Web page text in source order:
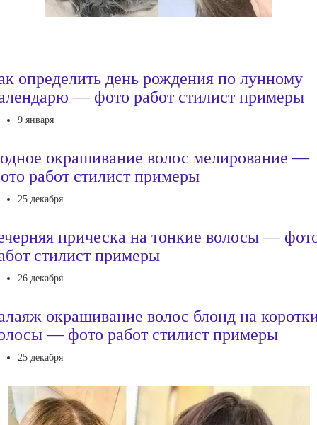
определить день рождения по лунному
— фото работ стилист примеры
9 января
окрашивание волос мелирование —
работ стилист примеры
25 декабря
прическа на тонкие волосы —
стилист примеры
26 декабря
окрашивание волос блонд на
— фото работ стилист примеры
25 декабря